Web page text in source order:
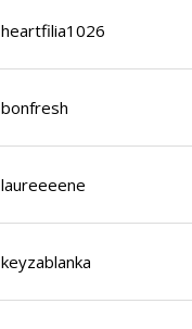
heartfilia1026
bonfresh
laureeeene
keyzablanka